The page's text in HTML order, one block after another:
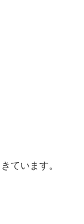
ています。